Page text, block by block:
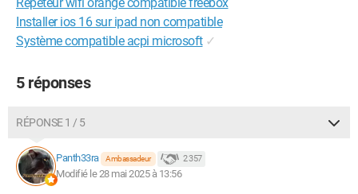
Installer ios 16 sur ipad non compatible
Système compatible acpi microsoft ✓
5 réponses
RÉPONSE 1 / 5
Panth33ra Ambassadeur 2 357
Modifié le 28 mai 2025 à 13:56